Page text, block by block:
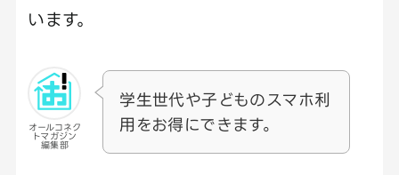
います。
オールコネク
トマガジン
編集部
学生世代や子どものスマホ利
用をお得にできます。